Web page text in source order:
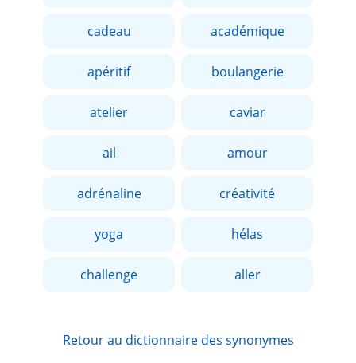
cadeau académique
apéritif boulangerie
atelier caviar
ail amour
adrénaline créativité
yoga hélas
challenge aller
Retour au dictionnaire des synonymes